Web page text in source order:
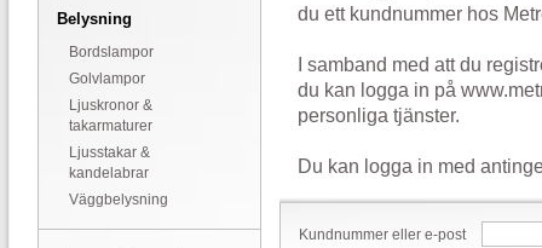
Belysning
Bordslampor
Golvlampor
Ljuskronor &
takarmaturer
Ljusstakar &
kandelabrar
Väggbelysning
du ett kundnummer hos
I samband med att du
du kan logga in på
personliga tjänster.
Du kan logga in med
Kundnummer eller e-post